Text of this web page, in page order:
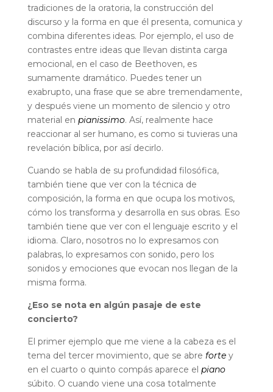
tradiciones de la oratoria, la construcción del
discurso y la forma en que él presenta, comunica y
combina diferentes ideas. Por ejemplo, el uso de
contrastes entre ideas que llevan distinta carga
emocional, en el caso de Beethoven, es
sumamente dramático. Puedes tener un
exabrupto, una frase que se abre tremendamente,
y después viene un momento de silencio y otro
material en pianissimo. Así, realmente hace
reaccionar al ser humano, es como si tuvieras una
revelación bíblica, por así decirlo.
Cuando se habla de su profundidad filosófica,
también tiene que ver con la técnica de
composición, la forma en que ocupa los motivos,
cómo los transforma y desarrolla en sus obras. Eso
también tiene que ver con el lenguaje escrito y el
idioma. Claro, nosotros no lo expresamos con
palabras, lo expresamos con sonido, pero los
sonidos y emociones que evocan nos llegan de la
misma forma.
¿Eso se nota en algún pasaje de este
concierto?
El primer ejemplo que me viene a la cabeza es el
tema del tercer movimiento, que se abre fortey
en el cuarto o quinto compás aparece el piano
súbito. O cuando viene una cosa totalmente